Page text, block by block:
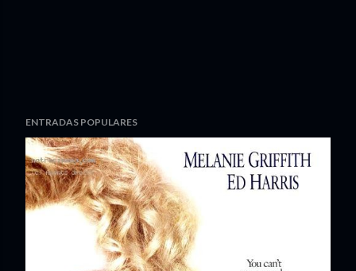
ENTRADAS POPULARES